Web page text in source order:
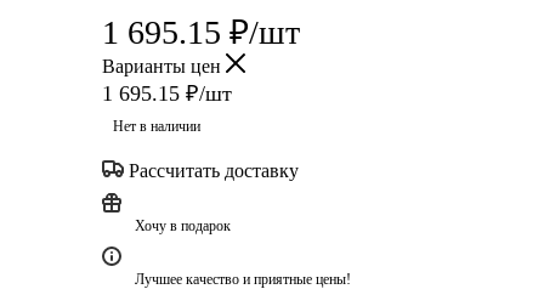
1 695.15 ₽/шт
Варианты цен
1 695.15 ₽/шт
Нет в наличии
Рассчитать доставку
Хочу в подарок
Лучшее качество и приятные цены!